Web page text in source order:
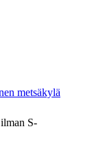
metsäkylä
S-